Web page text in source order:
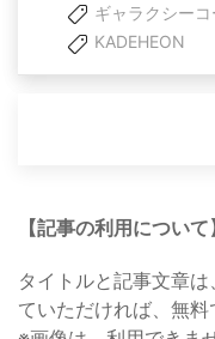
ギャラクシー
KADEHEON
【記事の利用について】
タイトルと記事文章
ていただければ、無料